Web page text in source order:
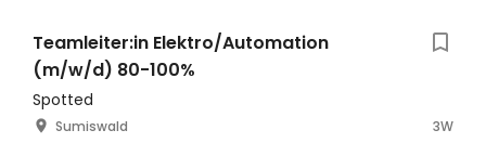
Teamleiter:in Elektro/Automation
(m/w/d) 80-100%
Spotted
Sumiswald 3W